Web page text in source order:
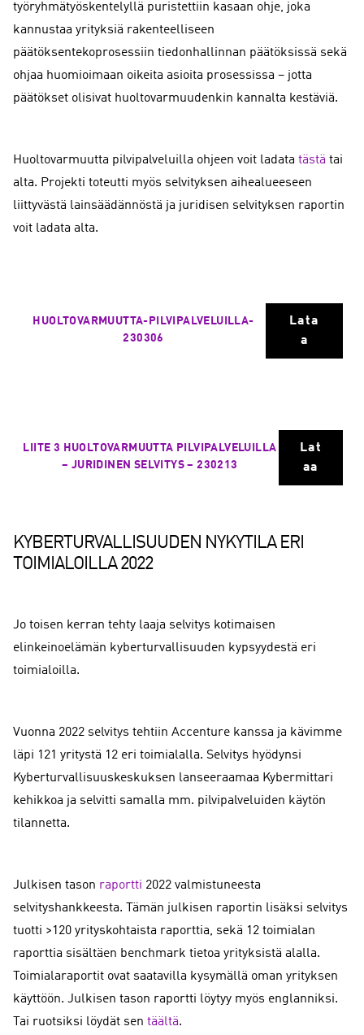
työryhmätyöskentelyllä puristettiin kasaan ohje, joka
kannustaa yrityksiä rakenteelliseen
päätöksentekoprosessiin tiedonhallinnan päätöksissä sekä
ohjaa huomioimaan oikeita asioita prosessissa – jotta
päätökset olisivat huoltovarmuudenkin kannalta kestäviä.
Huoltovarmuutta pilvipalveluilla ohjeen voit ladata tästä tai
alta. Projekti toteutti myös selvityksen aihealueeseen
liittyvästä lainsäädännöstä ja juridisen selvityksen raportin
voit ladata alta.
HUOLTOVARMUUTTA-PILVIPALVELUILLA-
230306
Lata
a
LIITE 3 HUOLTOVARMUUTTA PILVIPALVELUILLA
– JURIDINEN SELVITYS – 230213
Lat
aa
KYBERTURVALLISUUDEN NYKYTILA ERI
TOIMIALOILLA 2022
Jo toisen kerran tehty laaja selvitys kotimaisen
elinkeinoelämän kyberturvallisuuden kypsyydestä eri
toimialoilla.
Vuonna 2022 selvitys tehtiin Accenture kanssa ja kävimme
läpi 121 yritystä 12 eri toimialalla. Selvitys hyödynsi
Kyberturvallisuuskeskuksen lanseeraamaa Kybermittari
kehikkoa ja selvitti samalla mm. pilvipalveluiden käytön
tilannetta.
Julkisen tason raportti 2022 valmistuneesta
selvityshankkeesta. Tämän julkisen raportin lisäksi selvitys
tuotti >120 yrityskohtaista raporttia, sekä 12 toimialan
raporttia sisältäen benchmark tietoa yrityksistä alalla.
Toimialaraportit ovat saatavilla kysymällä oman yrityksen
käyttöön. Julkisen tason raportti löytyy myös englanniksi.
Tai ruotsiksi löydät sen täältä.